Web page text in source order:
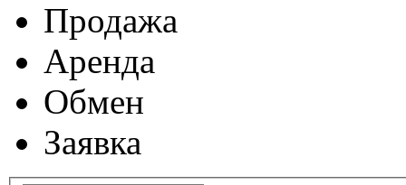
Продажа
Аренда
Обмен
Заявка